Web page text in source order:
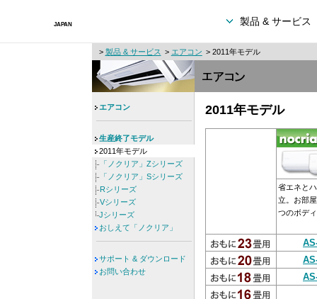
製品 & サービス
> 製品 & サービス > エアコン > 2011年モデル
2011年モデル
省エネと
立。お部
つのボデ
エアコン
生産終了モデル
2011年モデル
「ノクリア」Zシリーズ
「ノクリア」Sシリーズ
Rシリーズ
Vシリーズ
Jシリーズ
おしえて「ノクリア」
サポート & ダウンロード
お問い合わせ